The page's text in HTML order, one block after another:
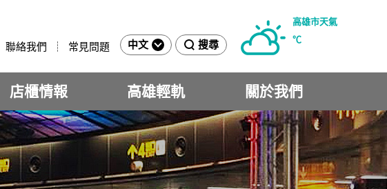
聯絡我們 常見問題 中文 搜尋
高雄市天氣
℃
店櫃情報 高雄輕軌 關於我們